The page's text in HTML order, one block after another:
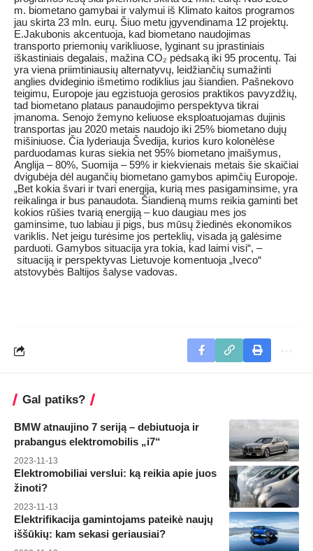
m. biometano gamybai ir valymui iš Klimato kaitos programos
jau skirta 23 mln. eurų. Šiuo metu įgyvendinama 12 projektų.
E.Jakubonis akcentuoja, kad biometano naudojimas
transporto priemonių varikliuose, lyginant su įprastiniais
iškastiniais degalais, mažina CO₂ pėdsaką iki 95 procentų. Tai
yra viena priimtiniausių alternatyvų, leidžiančių sumažinti
anglies dvideginio išmetimo rodiklius jau šiandien. Pašnekovo
teigimu, Europoje jau egzistuoja gerosios praktikos pavyzdžių,
tad biometano plataus panaudojimo perspektyva tikrai
įmanoma. Senojo žemyno keliuose eksploatuojamas dujinis
transportas jau 2020 metais naudojo iki 25% biometano dujų
mišiniuose. Čia lyderiauja Švedija, kurios kuro kolonėlėse
parduodamas kuras siekia net 95% biometano įmaišymus,
Anglija – 80%, Suomija – 59% ir kiekvienais metais šie skaičiai
dvigubėja dėl augančių biometano gamybos apimčių Europoje.
„Bet kokia švari ir tvari energija, kurią mes pasigaminsime, yra
reikalinga ir bus panaudota. Šiandieną mums reikia gaminti bet
kokios rūšies tvarią energiją – kuo daugiau mes jos
gaminsime, tuo labiau ji pigs, bus mūsų žiedinės ekonomikos
variklis. Net jeigu turėsime jos perteklių, visada ją galėsime
parduoti. Gamybos situacija yra tokia, kad laimi visi“, –
situaciją ir perspektyvas Lietuvoje komentuoja „Iveco“
atstovybės Baltijos šalyse vadovas.
Gal patiks?
BMW atnaujino 7 seriją – debiutuoja ir
prabangus elektromobilis „i7“
2023-11-13
Elektromobiliai verslui: ką reikia apie juos
žinoti?
2023-11-13
Elektrifikacija gamintojams pateikė naujų
iššūkių: kam sekasi geriausiai?